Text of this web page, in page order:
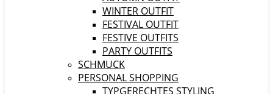
WINTER OUTFIT
FESTIVAL OUTFIT
FESTIVE OUTFITS
PARTY OUTFITS
SCHMUCK
PERSONAL SHOPPING
TYPGERECHTES STYLING